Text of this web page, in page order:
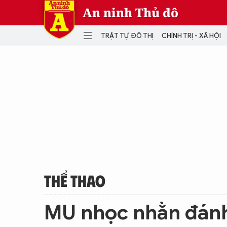
An ninh Thủ đô
TRẬT TỰ ĐÔ THỊ CHÍNH TRỊ - XÃ HỘI
THỂ THAO
MU nhọc nhằn